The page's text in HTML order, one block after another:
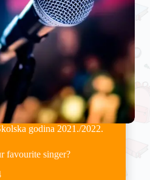
godina 2021./2022.
favourite singer?